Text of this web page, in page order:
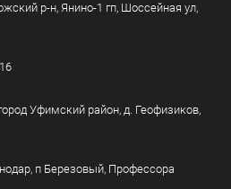
р-н, Янино-1 гп, Шоссейная ул,
Уфимский район, д. Геофизиков,
п Березовый, Профессора